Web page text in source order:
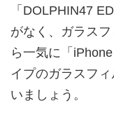
「DOLPHIN47
がなく、ガラス
ら一気に「
イプのガラスフ
いましょう。